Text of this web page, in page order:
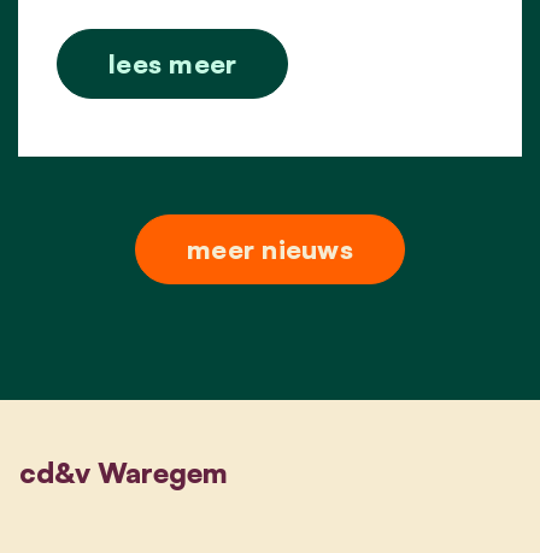
lees meer
meer nieuws
cd&v Waregem